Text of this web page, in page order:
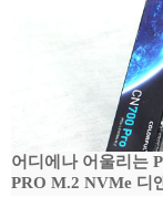
어디에나 어울리는
PRO M.2 NVMe 디